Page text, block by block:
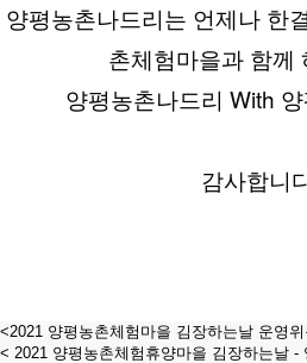
양평농촌나드리는 언제나 한
촌체험마을과 함께
양평농촌나드리 With
감사합니
<2021 양평농촌체험마을 김장하는날 운영
< 2021 양평농촌체험휴양마을 김장하는날 -